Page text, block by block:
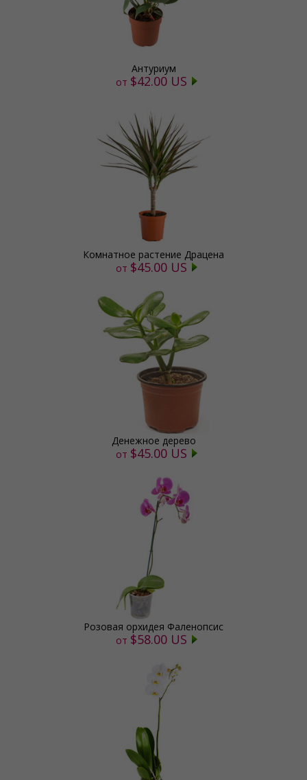
Антуриум
от $42.00 US
Комнатное растение Драцена
от $45.00 US
Денежное дерево
от $45.00 US
Розовая орхидея Фаленопсис
от $58.00 US